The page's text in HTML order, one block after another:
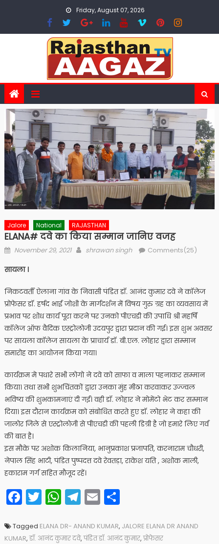
Friday, August 07, 2026
Jalore National RAJASTHAN
ELANA# दवे का किया सम्मान जानिए वजह
Posted
November 29, 2021 Author
shrawan singh Comments(25)
सायला ।
निकटवर्ती ऐलाना गांव के निवासी पंडित डॉ. आनंद कुमार दवे ने कॉलेज
प्रोफेसर डॉ. हर्षद भाई जोशी के मार्गदर्शन में विषय गुरु ग्रह का व्यवसाय में
प्रभाव पर शोध कार्य पूरा करने पर उनको पीएचडी की उपाधि श्री महर्षि
कॉलेज ऑफ वैदिक एस्ट्रोलोजी उदयपुर द्वारा प्रदान की गई। इस शुभ अवसर
पर सायला कॉलेज सायला के प्राचार्य डॉ. बी.एल. लोहार द्वारा सम्मान
समारोह का आयोजन किया गया।
कार्यक्रम मे पधारे सभी लोगो ने दवे को साफा व माला पहनाकर सम्मान
किया। तथा सभी शुभचिंतकों द्वारा उनका मुंह मीठा करवाकर उज्ज्वल
भविष्य की शुभकामनाएं दी गईं। वही डॉ. लोहार ने मोमेंटो भेट कर सम्मान
दिया। इस दौरान कार्यक्रम को संबोधित करते हुए डॉ. लोहार ने कहा की
जालोर जिले से एस्ट्रोलोजी से पीएचडी की पहली डिग्री है जो हमारे लिए गर्व
की बात है।
इस मौके पर अशोक किलानिया, भानुप्रकाश प्रजापति, करनाराम चौधरी,
नेपाल सिंह भाटी, पंडित पुष्पदत्त दवे रेवतड़ा, राकेश यति , अशोक माली,
हकाराम गर्ग सहित मौजूद रहें।
Facebook
Twitter
WhatsApp
Telegram
EmailShare
Tagged ELANA DR- ANAND KUMAR, JALORE ELANA DR ANAND
KUMAR,डॉ. आनंद कुमार दवे,पंडित डॉ. आनंद कुमार,प्रोफेसर